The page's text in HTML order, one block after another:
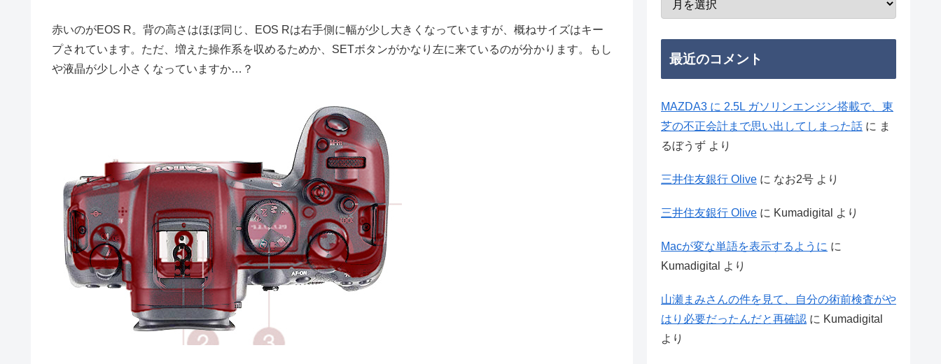
赤いのがEOS R。背の高さはほぼ同じ、EOS Rは右手側に幅が少し大きくなっていますが、概ねサイズはキー
プされています。ただ、増えた操作系を収めるためか、SETボタンがかなり左に来ているのが分かります。もし
や液晶が少し小さくなっていますか…？
最近のコメント
MAZDA3 に 2.5L ガソリンエンジン搭載で、東
芝の不正会計まで思い出してしまった話 に ま
るぼうず より
三井住友銀行 Olive に なお2号 より
三井住友銀行 Olive に Kumadigital より
Macが変な単語を表示するように に
Kumadigital
より
山瀬まみさんの件を見て、自分の術前検査がや
はり必要だったんだと再確認 に Kumadigital
より